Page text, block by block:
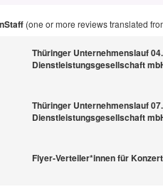
(one or more reviews translated
Thüringer Unternehmenslauf
Dienstleistungsgesellschaft
Thüringer Unternehmenslauf
Dienstleistungsgesellschaft
Flyer-Verteiler*innen für